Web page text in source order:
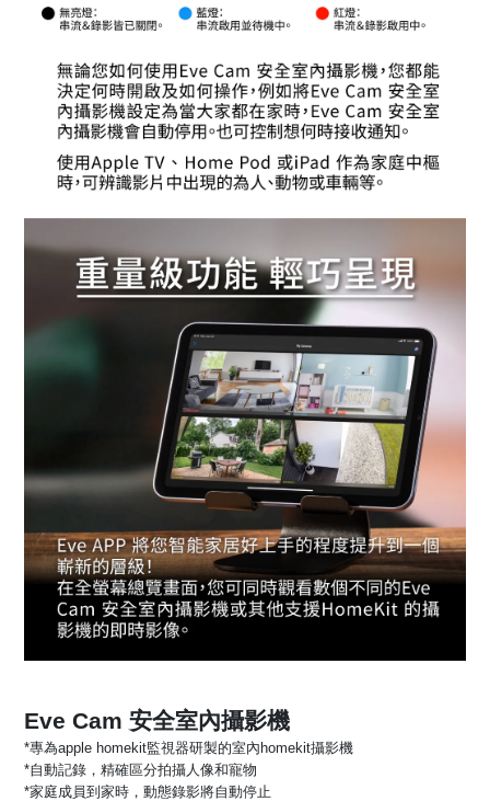
Eve Cam 安全室內攝影機
*專為apple homekit監視器研製的室內homekit攝影機
*自動記錄，精確區分拍攝人像和寵物
*家庭成員到家時，動態錄影將自動停止